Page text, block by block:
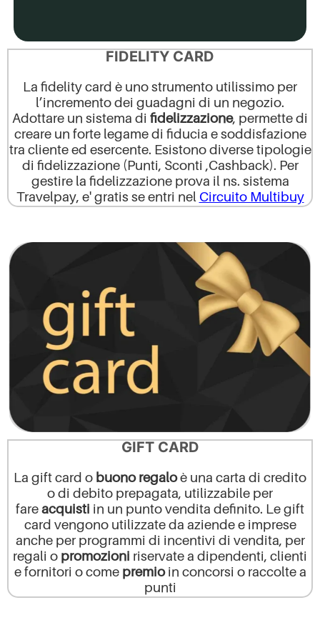
FIDELITY CARD
La fidelity card è uno strumento utilissimo per
l’incremento dei guadagni di un negozio.
Adottare un sistema di fidelizzazione, permette di
creare un forte legame di fiducia e soddisfazione
tra cliente ed esercente. Esistono diverse tipologie
di fidelizzazione (Punti, Sconti ,Cashback). Per
gestire la fidelizzazione prova il ns. sistema
Travelpay, e' gratis se entri nel Circuito Multibuy
GIFT CARD
La gift card o buono regaloè una carta di credito
o di debito prepagata, utilizzabile per
fareacquisti in un punto vendita definito. Le gift
card vengono utilizzate da aziende e imprese
anche per programmi di incentivi di vendita, per
regali o promozioni riservate a dipendenti, clienti
e fornitori o come premioin concorsi o raccolte a
punti